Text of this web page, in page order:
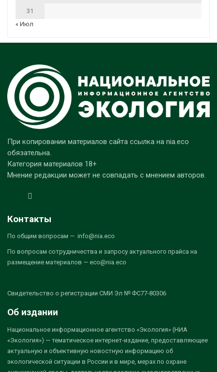
31
« Июл
При копировании материалов сайта ссылка на nia.eco
обязательна.
Категория материалов 18+
Мнение редакции может не совпадать с мнением авторов.
Контакты
По общим вопросам — info@nia.eco
По вопросам сотрудничества и запросу актуального прайса на
размещение материалов — eco@nia.eco
Свидетельство о регистрации СМИ Эл № ФС77-80306
Об издании
Национальное информационное агентство «Экология» (НИА
«Экология») — тематическое интернет-издание, предоставляющее
актуальную и объективную новостную информацию об
экологической ситуации в России и в мире, мерах по охране